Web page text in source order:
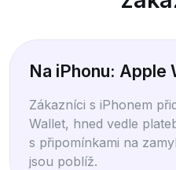
Na iPhonu: Apple
Zákazníci s iPhonem
Wallet, hned vedle
s připomínkami na
jsou poblíž.